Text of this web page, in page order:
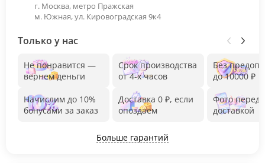
г. Москва, метро Пражская
м. Южная, ул. Кировоградская 9к4
Только у нас
Не понравится —
вернем деньги
Начислим до 10%
бонусами за заказ
Срок производства
от 4-х часов
Доставка 0 ₽, если
опоздаем
Без
до 10000 ₽
Фото перед
доставкой
Больше гарантий